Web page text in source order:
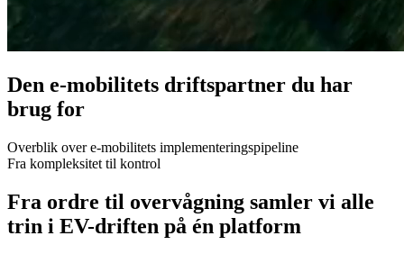
Den e-mobilitets drifts­partner du har
brug for
Overblik over e-mobilitets implementeringspipeline
Fra kompleksitet til kontrol
Fra ordre til overvågning samler vi alle
trin i EV-driften på én platform